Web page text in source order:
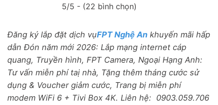
5/5 - (22 bình chọn)
Đăng ký lắp đặt dịch vụFPT Nghệ An khuyến mãi hấp
dẫn Đón năm mới 2026: Lắp mạng internet cáp
quang, Truyền hình, FPT Camera, Ngoại Hạng Anh:
Tư vấn miễn phí taị nhà, Tặng thêm tháng cước sử
dụng & Voucher giảm cước, Trang bị miễn phí
modem WiFi 6 + Tivi Box 4K. Liên hệ: 0903.059.706